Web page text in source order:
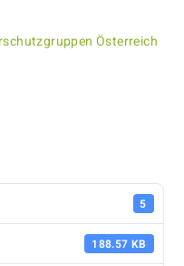
Österreich
5
188.57 KB